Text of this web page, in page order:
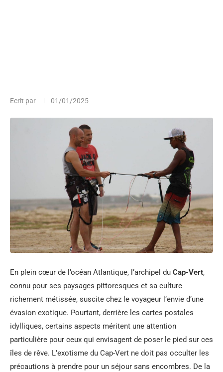
Ecrit par 01/01/2025
En plein cœur de l’océan Atlantique, l’archipel du Cap-Vert,
connu pour ses paysages pittoresques et sa culture
richement métissée, suscite chez le voyageur l’envie d’une
évasion exotique. Pourtant, derrière les cartes postales
idylliques, certains aspects méritent une attention
particulière pour ceux qui envisagent de poser le pied sur ces
îles de rêve. L’exotisme du Cap-Vert ne doit pas occulter les
précautions à prendre pour un séjour sans encombres. De la